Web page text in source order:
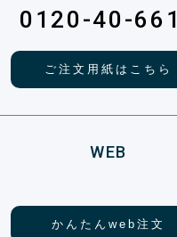
0120-40-
ご注文用紙はこちら
WEB
かんたんweb注文